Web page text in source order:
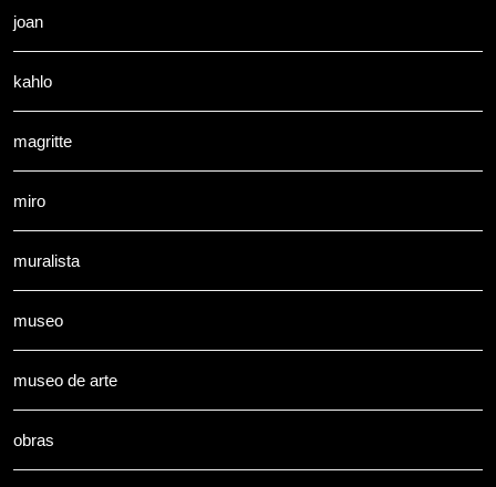
joan
kahlo
magritte
miro
muralista
museo
museo de arte
obras